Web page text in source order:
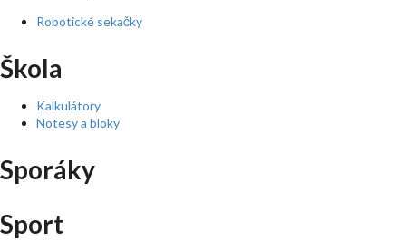
Robotické sekačky
Škola
Kalkulátory
Notesy a bloky
Sporáky
Sport